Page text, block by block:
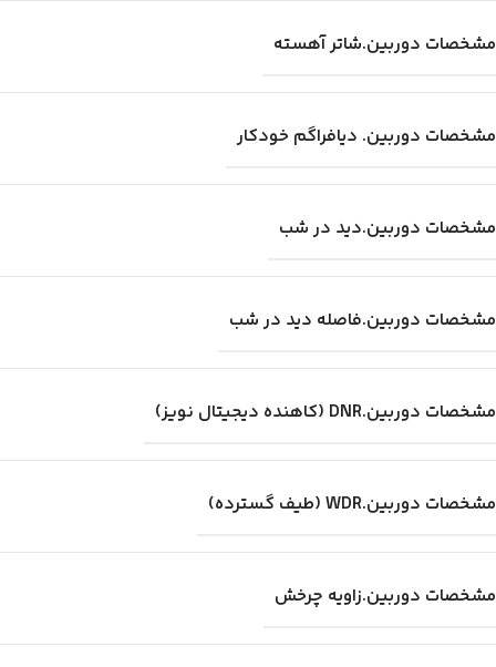
مشخصات دوربین.شاتر آهسته
مشخصات دوربین. دیافراگم خودکار
مشخصات دوربین.دید در شب
مشخصات دوربین.فاصله دید در شب
مشخصات دوربین.DNR (کاهنده دیجیتال نویز)
مشخصات دوربین.WDR (طیف گسترده)
مشخصات دوربین.زاویه چرخش